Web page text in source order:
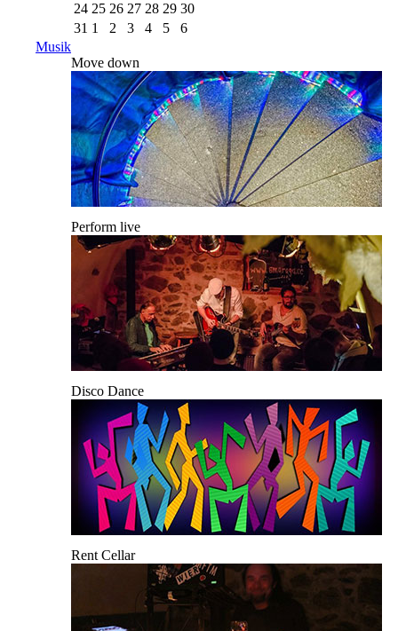
24 25 26 27 28 29 30
31 1 2 3 4 5
6
Musik
Move down
Perform live
Disco Dance
Rent Cellar